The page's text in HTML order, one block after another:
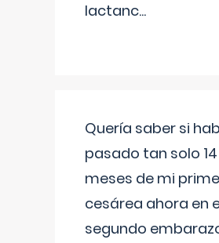
lactanc...
Quería saber si
pasado tan solo 14
meses de mi
cesárea ahora en
segundo